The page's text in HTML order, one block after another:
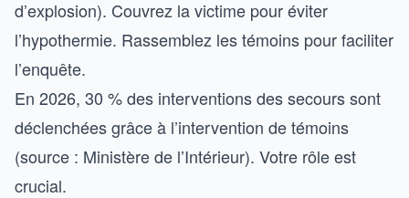
d’explosion). Couvrez la victime pour éviter
l’hypothermie. Rassemblez les témoins pour faciliter
l’enquête.
En 2026, 30 % des interventions des secours sont
déclenchées grâce à l’intervention de témoins
(source : Ministère de l’Intérieur). Votre rôle est
crucial.